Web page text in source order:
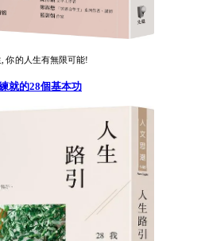
你的人生有無限可能!
就的28個基本功